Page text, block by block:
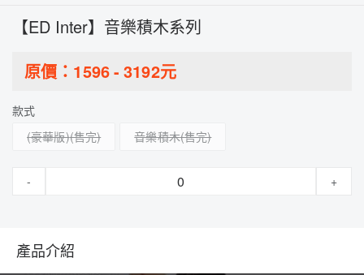
【ED Inter】音樂積木系列
原價： 1596- 3192元
款式
(豪華版)
音樂積木
- +
產品介紹